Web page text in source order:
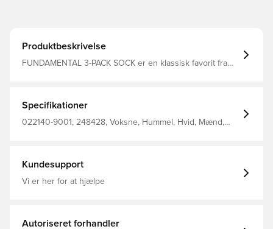
Produktbeskrivelse
FUNDAMENTAL 3-PACK SOCK er en klassisk favorit fra
Specifikationer
022140-9001, 248428, Voksne, Hummel, Hvid, Mænd,
Kundesupport
Vi er her for at hjælpe
Autoriseret forhandler